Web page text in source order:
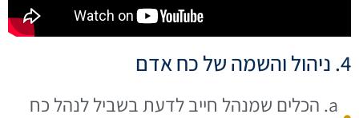
4. ניהול והשמה של כח אדם
a. הכלים שמנהל חייב לדעת בשביל לנהל כח